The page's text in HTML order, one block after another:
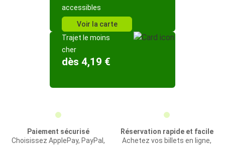
accessibles
Voir la carte
Trajet le moins
cher
dès 4,19 €
Paiement sécurisé
Choisissez ApplePay, PayPal,
Réservation rapide et facile
Achetez vos billets en ligne,